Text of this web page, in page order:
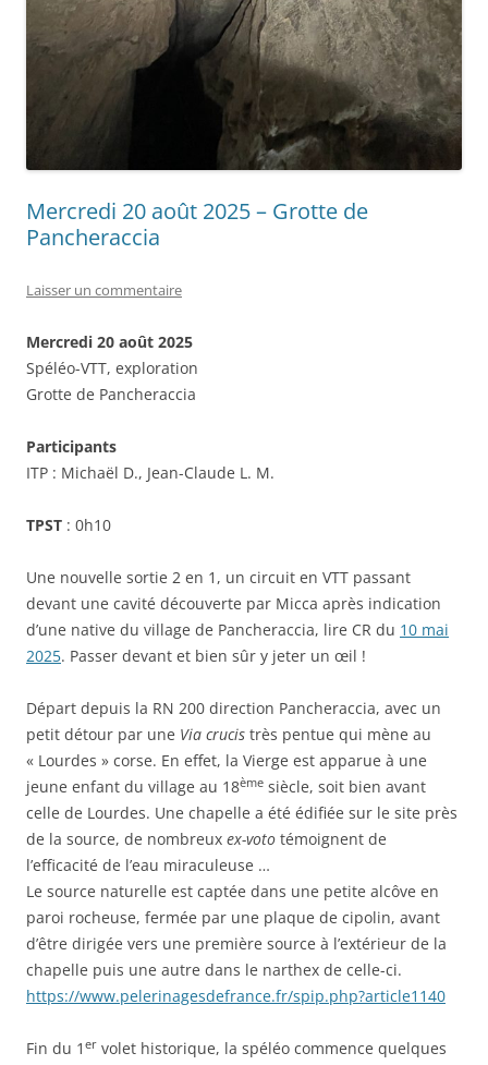
Mercredi 20 août 2025 – Grotte de
Pancheraccia
Laisser un commentaire
Mercredi 20 août 2025
Spéléo-VTT, exploration
Grotte de Pancheraccia
Participants
ITP : Michaël D., Jean-Claude L. M.
TPST : 0h10
Une nouvelle sortie 2 en 1, un circuit en VTT passant
devant une cavité découverte par Micca après indication
d’une native du village de Pancheraccia, lire CR du 10 mai
2025. Passer devant et bien sûr y jeter un œil !
Départ depuis la RN 200 direction Pancheraccia, avec un
petit détour par une Via crucis très pentue qui mène au
« Lourdes » corse. En effet, la Vierge est apparue à une
jeune enfant du village au 18ème siècle, soit bien avant
celle de Lourdes. Une chapelle a été édifiée sur le site près
de la source, de nombreux ex-voto témoignent de
l’efficacité de l’eau miraculeuse …
Le source naturelle est captée dans une petite alcôve en
paroi rocheuse, fermée par une plaque de cipolin, avant
d’être dirigée vers une première source à l’extérieur de la
chapelle puis une autre dans le narthex de celle-ci.
https://www.pelerinagesdefrance.fr/spip.php?article1140
Fin du 1 er volet historique, la spéléo commence quelques